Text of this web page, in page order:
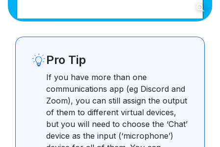
Pro Tip
If you have more than one
communications app (eg Discord and
Zoom), you can still assign the output
of them to different virtual devices,
but you will need to choose the ‘Chat’
device as the input (‘microphone’)